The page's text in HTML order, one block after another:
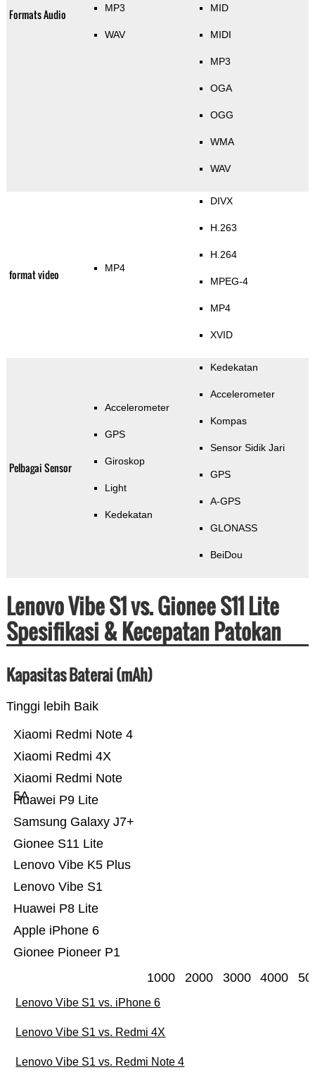
Formats Audio MP3
WAV
MID
MIDI
MP3
OGA
OGG
WMA
WAV
format video MP4
DIVX
H.263
H.264
MPEG-4
MP4
XVID
Pelbagai Sensor
Accelerometer
GPS
Giroskop
Light
Kedekatan
Kedekatan
Accelerometer
Kompas
Sensor Sidik Jari
GPS
A-GPS
GLONASS
BeiDou
Lenovo Vibe S1 vs. Gionee S11 Lite
Spesifikasi & Kecepatan Patokan
Kapasitas Baterai (mAh)
Tinggi lebih Baik
Gionee Pioneer P1
Apple iPhone 6
Huawei P8 Lite
Lenovo Vibe S1
Lenovo Vibe K5 Plus
Gionee S11 Lite
Samsung Galaxy J7+
Huawei P9 Lite
Xiaomi Redmi Note
5A
Xiaomi Redmi 4X
Xiaomi Redmi Note 4
1000 2000 3000 4000
Lenovo Vibe S1 vs. iPhone 6
Lenovo Vibe S1 vs. Redmi 4X
Lenovo Vibe S1 vs. Redmi Note 4